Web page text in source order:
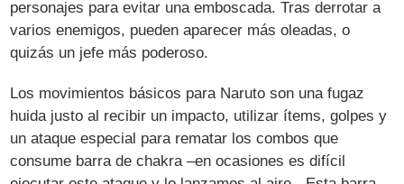
personajes para evitar una emboscada. Tras derrotar a
varios enemigos, pueden aparecer más oleadas, o
quizás un jefe más poderoso.
Los movimientos básicos para Naruto son una fugaz
huida justo al recibir un impacto, utilizar ítems, golpes y
un ataque especial para rematar los combos que
consume barra de chakra –en ocasiones es difícil